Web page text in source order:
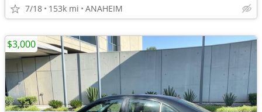
7/18 153k mi ANAHEIM
$3,000